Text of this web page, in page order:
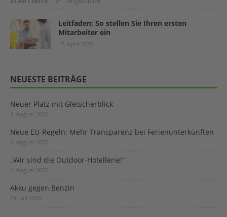
Leitfaden: So stellen Sie Ihren ersten
Mitarbeiter ein
7. April 2020
NEUESTE BEITRÄGE
Neuer Platz mit Gletscherblick
3. August 2026
Neue EU-Regeln: Mehr Transparenz bei Ferienunterkünften
2. August 2026
„Wir sind die Outdoor-Hotellerie!“
1. August 2026
Akku gegen Benzin
29. Juli 2026